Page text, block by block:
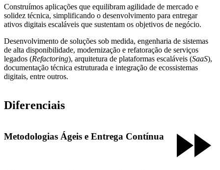
Construímos aplicações que equilibram agilidade de mercado e
solidez técnica, simplificando o desenvolvimento para entregar
ativos digitais escaláveis que sustentam os objetivos de negócio.
Desenvolvimento de soluções sob medida, engenharia de sistemas
de alta disponibilidade, modernização e refatoração de serviços
legados (Refactoring), arquitetura de plataformas escaláveis (SaaS),
documentação técnica estruturada e integração de ecossistemas
digitais, entre outros.
Diferenciais
Metodologias Ágeis e Entrega Contínua